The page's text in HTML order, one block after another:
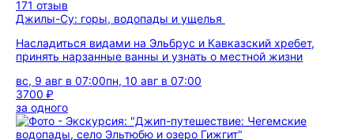
171 отзыв
Джилы-Су: горы, водопады и ущелья
Насладиться видами на Эльбрус и Кавказский хребет,
принять нарзанные ванны и узнать о местной жизни
вс, 9 авг в 07:00пн, 10 авг в 07:00
3700 ₽
за одного